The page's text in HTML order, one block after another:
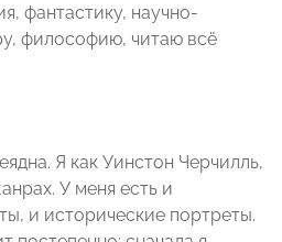
фантастику, научно-
философию, читаю всё
Я как Уинстон Черчилль,
У меня есть и
и исторические портреты.